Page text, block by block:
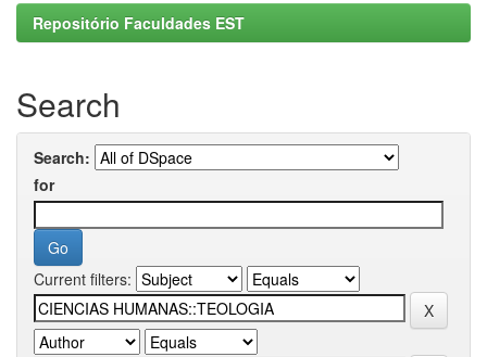
Repositório Faculdades EST
Search
Search:
for
Current filters: